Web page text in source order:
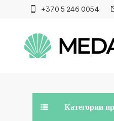
+370 5 246 0054
Категории